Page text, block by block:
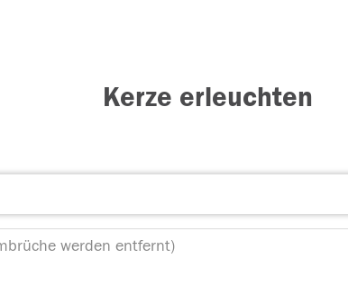
Kerze erleuchten